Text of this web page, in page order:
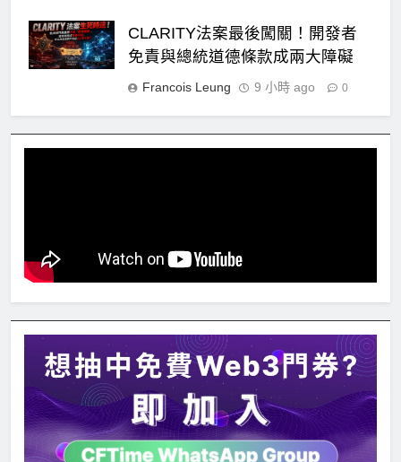
CLARITY法案最後闖關！開發者
免責與總統道德條款成兩大障礙
Francois Leung 9 小時 ago 0